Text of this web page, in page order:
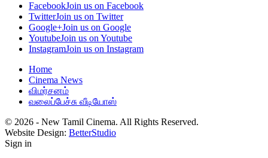
FacebookJoin us on Facebook
TwitterJoin us on Twitter
Google+Join us on Google
YoutubeJoin us on Youtube
InstagramJoin us on Instagram
Home
Cinema News
விமர்சனம்
வலைப்பேச்சு வீடியோஸ்
© 2026 - New Tamil Cinema. All Rights Reserved.
Website Design: BetterStudio
Sign in